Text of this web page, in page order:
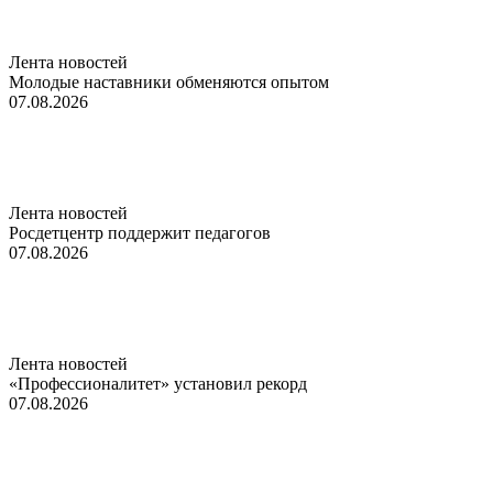
Лента новостей
Молодые наставники обменяются опытом
07.08.2026
Лента новостей
Росдетцентр поддержит педагогов
07.08.2026
Лента новостей
«Профессионалитет» установил рекорд
07.08.2026